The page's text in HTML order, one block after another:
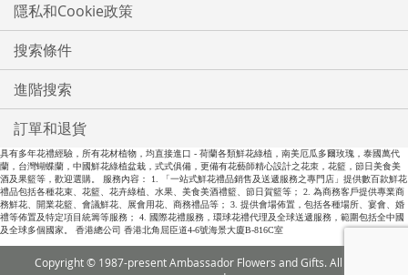
隱私和Cookie政策
搜索條件
進階搜索
訂單和退貨
具有多年花禮經驗，所有花材植物，均直接進口 - 荷蘭各類鮮花綠植，南美厄瓜多爾玫瑰，泰國萬代
蘭，台灣蝴蝶蘭，中國鮮花綠植盆栽，式式俱備，更備有花藝師精心設計之花朿，花籃，節日美食美
酒及果籃等，歡迎選購。 服務內容： 1. 「一站式鮮花禮品銷售及送遞服務之專門店」提供數百款鮮花
禮品包括各種花束、花籃、花卉綠植、水果、美食美酒禮籃、節日賀籃等； 2. 為商務客戶提供專業商
務鮮花、開業花籃、會議鮮花、展會用花、商務禮品等； 3. 提供會場佈置，包括各種場所、宴會、婚
禮等佈置及特定項目統籌等服務； 4. 國際花禮服務，環球花禮代理及全球送遞服務，範圍包括全中國
及全球多個國家。 香港總公司 香港北角屈臣道4-6號海景大廈B-816C室
Copyright © 1987-present Ambassador Flowers and Gifts. All rights